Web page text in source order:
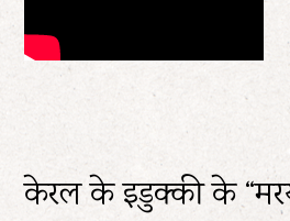
केरल के इडुक्की के